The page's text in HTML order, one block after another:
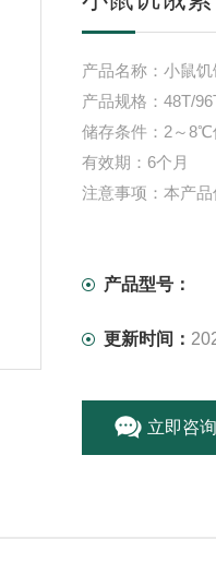
产品名称：小鼠
产品规格：48T/
储存条件：2～8℃
有效期：6个月
注意事项：本产
产品型号：
更新时间：
立即咨询